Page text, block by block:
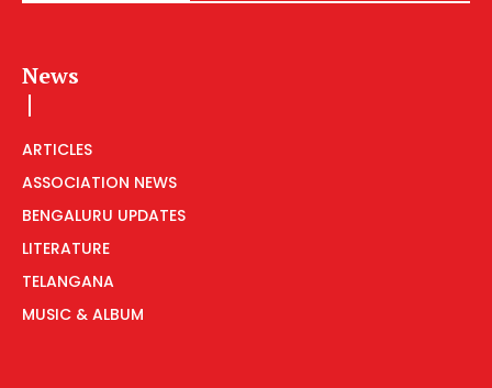
News
ARTICLES
ASSOCIATION NEWS
BENGALURU UPDATES
LITERATURE
TELANGANA
MUSIC & ALBUM